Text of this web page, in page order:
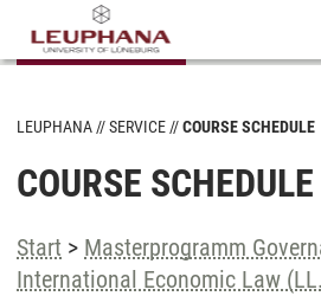
LEUPHANA SERVICE COURSE SCHEDULE
COURSE SCHEDULE
Start > Masterprogramm
International Economic Law